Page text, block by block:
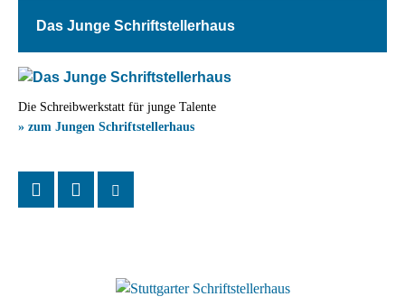
Das Junge Schriftstellerhaus
Die Schreibwerkstatt für junge Talente
» zum Jungen Schriftstellerhaus